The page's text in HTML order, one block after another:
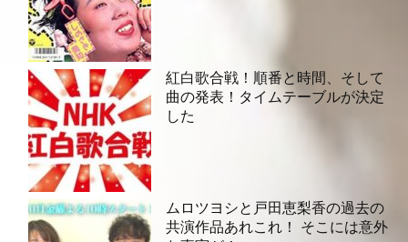
紅白歌合戦！順番と時間、そして
曲の発表！タイムテーブルが決定
した
ムロツヨシと戸田恵梨香の過去の
共演作品あれこれ！ そこには意外